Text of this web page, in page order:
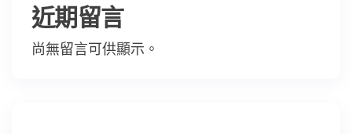
近期留言
尚無留言可供顯示。